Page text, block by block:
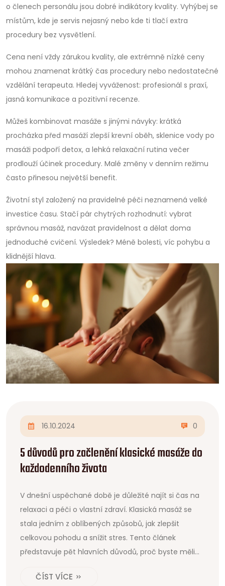
o členech personálu jsou dobré indikátory kvality. Vyhýbej se
místům, kde je servis nejasný nebo kde ti tlačí extra
procedury bez vysvětlení.
Cena není vždy zárukou kvality, ale extrémně nízké ceny
mohou znamenat krátký čas procedury nebo nedostatečné
vzdělání terapeuta. Hledej vyváženost: profesionál s praxí,
jasná komunikace a pozitivní recenze.
Můžeš kombinovat masáže s jinými návyky: krátká
procházka před masáží zlepší krevní oběh, sklenice vody po
masáži podpoří detox, a lehká relaxační rutina večer
prodlouží účinek procedury. Malé změny v denním režimu
často přinesou největší benefit.
Životní styl založený na pravidelné péči neznamená velké
investice času. Stačí pár chytrých rozhodnutí: vybrat
správnou masáž, navázat pravidelnost a dělat doma
jednoduché cvičení. Výsledek? Méně bolesti, víc pohybu a
klidnější hlava.
16.10.2024 0
5 důvodů pro začlenění klasické masáže do
každodenního života
V dnešní uspěchané době je důležité najít si čas na
relaxaci a péči o vlastní zdraví. Klasická masáž se
stala jedním z oblíbených způsobů, jak zlepšit
celkovou pohodu a snížit stres. Tento článek
představuje pět hlavních důvodů, proč byste měli
svého životního stylu. Zjistíte, jak masáž podporuje
ČÍST VÍCE